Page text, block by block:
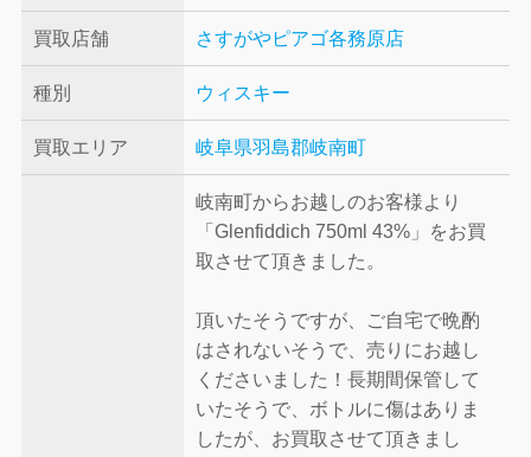
買取店舗 さすがやピアゴ各務原店
種別 ウィスキー
買取エリア 岐阜県羽島郡岐南町
岐南町からお越しのお客様より
「Glenfiddich 750ml 43%」をお買
取させて頂きました。
頂いたそうですが、ご自宅で晩酌
はされないそうで、売りにお越し
くださいました！長期間保管して
いたそうで、ボトルに傷はありま
したが、お買取させて頂きまし